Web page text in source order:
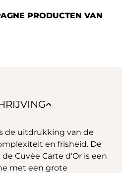
PRODUCTEN VAN
de uitdrukking van de
en frisheid. De
Cuvée Carte d’Or is een
met een grote